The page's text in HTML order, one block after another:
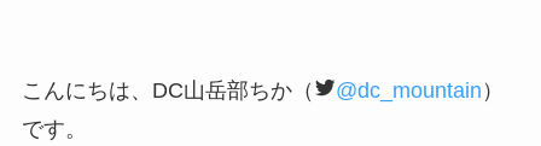
こんにちは、DC山岳部ちか（ @dc_mountain ）
です。